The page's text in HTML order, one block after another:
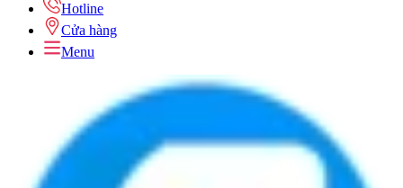
Hotline
Cửa hàng
Menu